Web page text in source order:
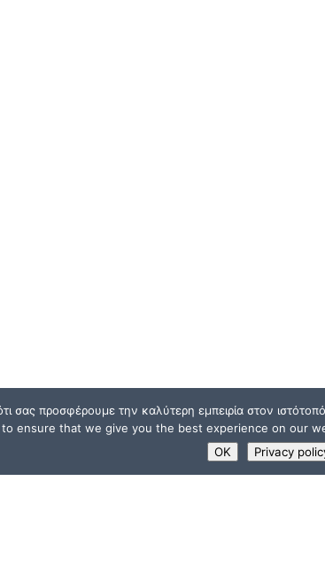
σας προσφέρουμε την καλύτερη εμπειρία στον
to ensure that we give you the best experience on
OK
Privacy